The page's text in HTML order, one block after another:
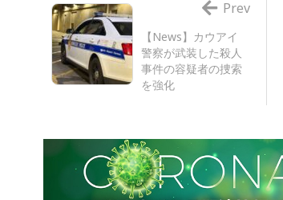
【News】カウアイ
警察が武装した殺人
事件の容疑者の捜索
を強化
Prev